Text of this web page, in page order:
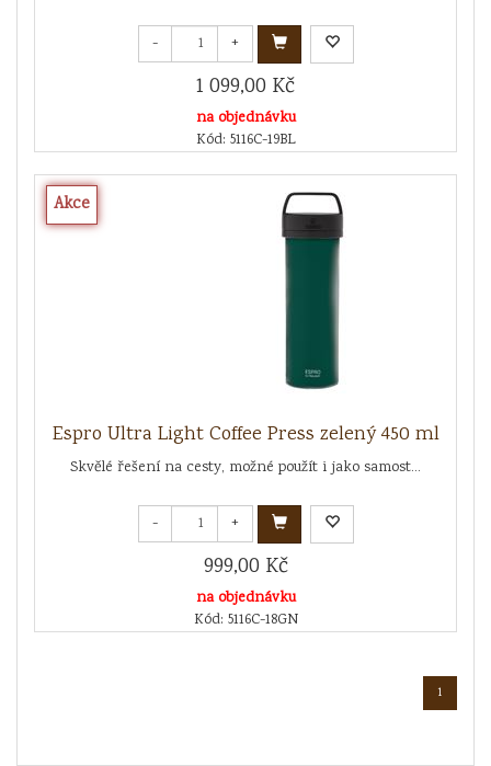
- +
1 099,00 Kč
na objednávku
Kód: 5116C-19BL
Akce
Espro Ultra Light Coffee Press zelený 450 ml
Skvělé řešení na cesty, možné použít i jako samost...
- +
999,00 Kč
na objednávku
Kód: 5116C-18GN
1